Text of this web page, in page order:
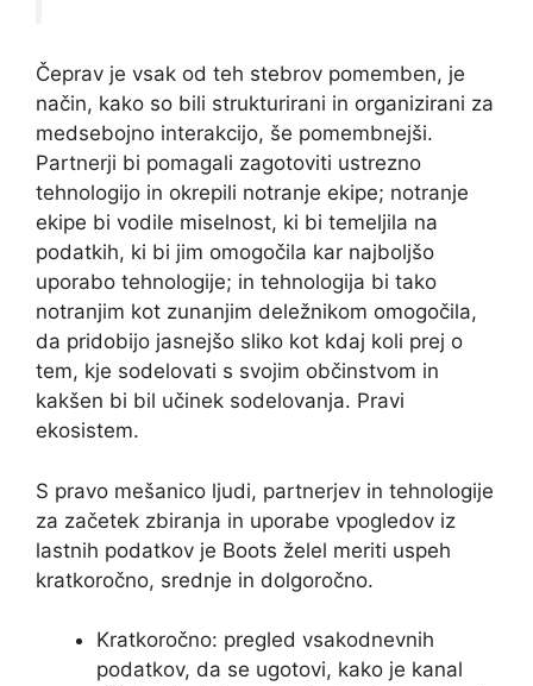
Čeprav je vsak od teh stebrov pomemben, je
način, kako so bili strukturirani in organizirani za
medsebojno interakcijo, še pomembnejši.
Partnerji bi pomagali zagotoviti ustrezno
tehnologijo in okrepili notranje ekipe; notranje
ekipe bi vodile miselnost, ki bi temeljila na
podatkih, ki bi jim omogočila kar najboljšo
uporabo tehnologije; in tehnologija bi tako
notranjim kot zunanjim deležnikom omogočila,
da pridobijo jasnejšo sliko kot kdaj koli prej o
tem, kje sodelovati s svojim občinstvom in
kakšen bi bil učinek sodelovanja. Pravi
ekosistem.
S pravo mešanico ljudi, partnerjev in tehnologije
za začetek zbiranja in uporabe vpogledov iz
lastnih podatkov je Boots želel meriti uspeh
kratkoročno, srednje in dolgoročno.
Kratkoročno: pregled vsakodnevnih
podatkov, da se ugotovi, kako je kanal